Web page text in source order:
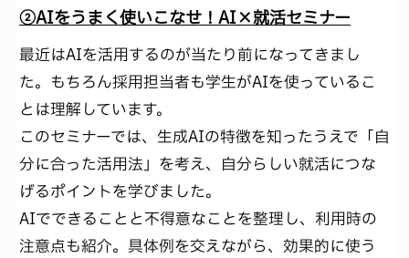
②AIをうまく使いこなせ！AI×就活セミナー
最近はAIを活用するのが当たり前になってきまし
た。もちろん採用担当者も学生がAIを使っているこ
とは理解しています。
このセミナーでは、生成AIの特徴を知ったうえで「自
分に合った活用法」を考え、自分らしい就活につな
げるポイントを学びました。
AIでできることと不得意なことを整理し、利用時の
注意点も紹介。具体例を交えながら、効果的に使う